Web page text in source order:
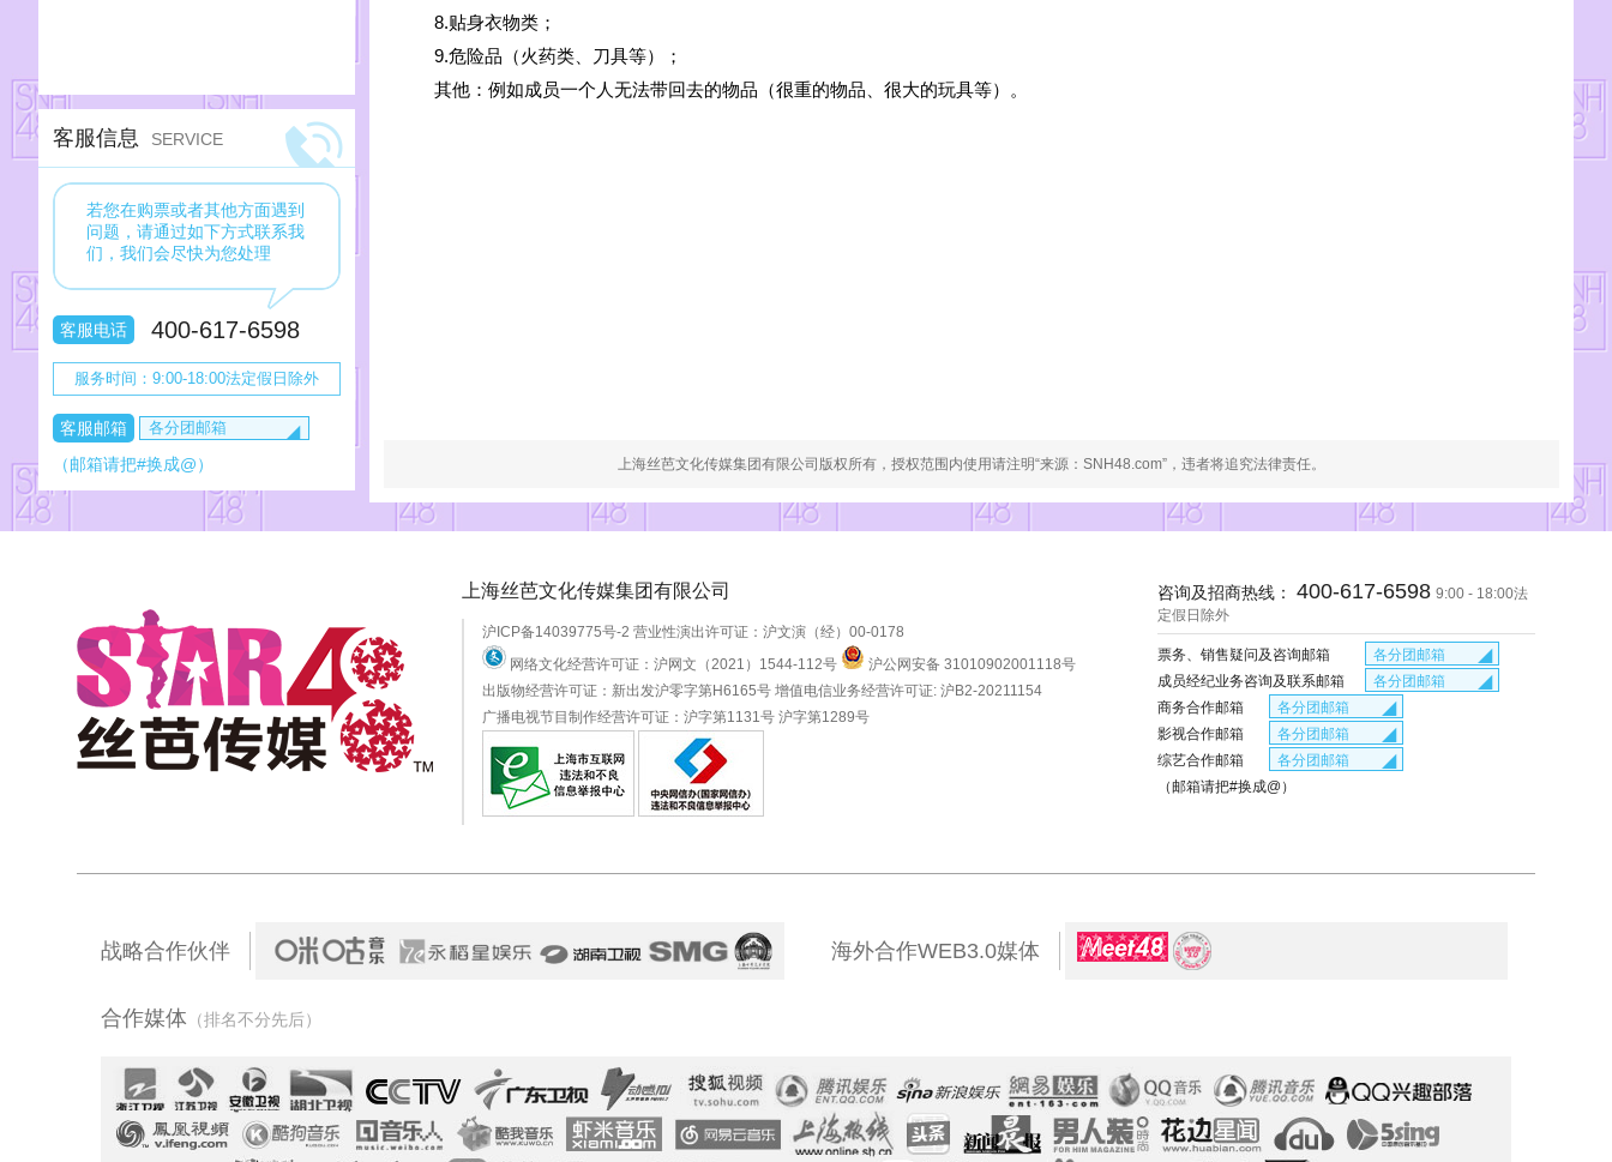
客服信息 SERVICE
若您在购票或者其他方面遇到
问题，请通过如下方式联系我
们，我们会尽快为您处理
客服电话 400-617-6598
服务时间：9:00-18:00法定假日除外
客服邮箱 各分团邮箱 ◢
gnz48kf#qq.com
service_bej48#snh48.com
（邮箱请把#换成@）
8.贴身衣物类；
9.危险品（火药类、刀具等）；
其他：例如成员一个人无法带回去的物品（很重的物品、很大的玩具等）。
上海丝芭文化传媒集团有限公司版权所有，授权范围内使用请注明“来源：SNH48.com”，违者将追究法律责任。
上海丝芭文化传媒集团有限公司
沪ICP备14039775号-2 营业性演出许可证：沪文演（经）00-0178
网络文化经营许可证：沪网文（2021）1544-112号
沪公网安备 31010902001118号
出版物经营许可证：新出发沪零字第H6165号 增值电信业务经营许可证: 沪B2-20211154
广播电视节目制作经营许可证：沪字第1131号 沪字第1289号
咨询及招商热线： 400-617-6598 9:00 - 18:00法
定假日除外
票务、销售疑问及咨询邮箱 各分团邮箱 ◢
tickets#snh48.com
gnz48kf#qq.com
service_bej48#snh48.com
成员经纪业务咨询及联系邮箱 各分团邮箱 ◢
jingji#snh48.com
jingji_gnz48#snh48.com
jingji#bej48.com
商务合作邮箱 各分团邮箱 ◢
business#snh48.com
business_gnz48#snh48.com
business#bej48.com
影视合作邮箱 各分团邮箱 ◢
yingshi#snh48.com
yingshi_gnz48#snh48.com
yingshi#bej48.com
综艺合作邮箱 各分团邮箱 ◢
zongyi#snh48.com
（邮箱请把#换成@）
战略合作伙伴 海外合作WEB3.0媒体
合作媒体 （排名不分先后）